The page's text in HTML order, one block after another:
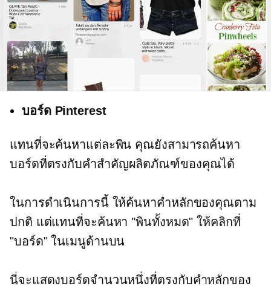
บอร์ด Pinterest
แทนที่จะค้นหาแต่ละพิน คุณยังสามารถค้นหา
บอร์ดที่ตรงกับคำสำคัญผลิตภัณฑ์ของคุณได้
ในการดำเนินการนี้ ให้ค้นหาคำหลักของคุณตาม
ปกติ แต่แทนที่จะค้นหา "พินทั้งหมด" ให้คลิกที่
"บอร์ด" ในเมนูด้านบน
นี่จะแสดงบอร์ดจำนวนหนึ่งที่ตรงกับคำหลักของ